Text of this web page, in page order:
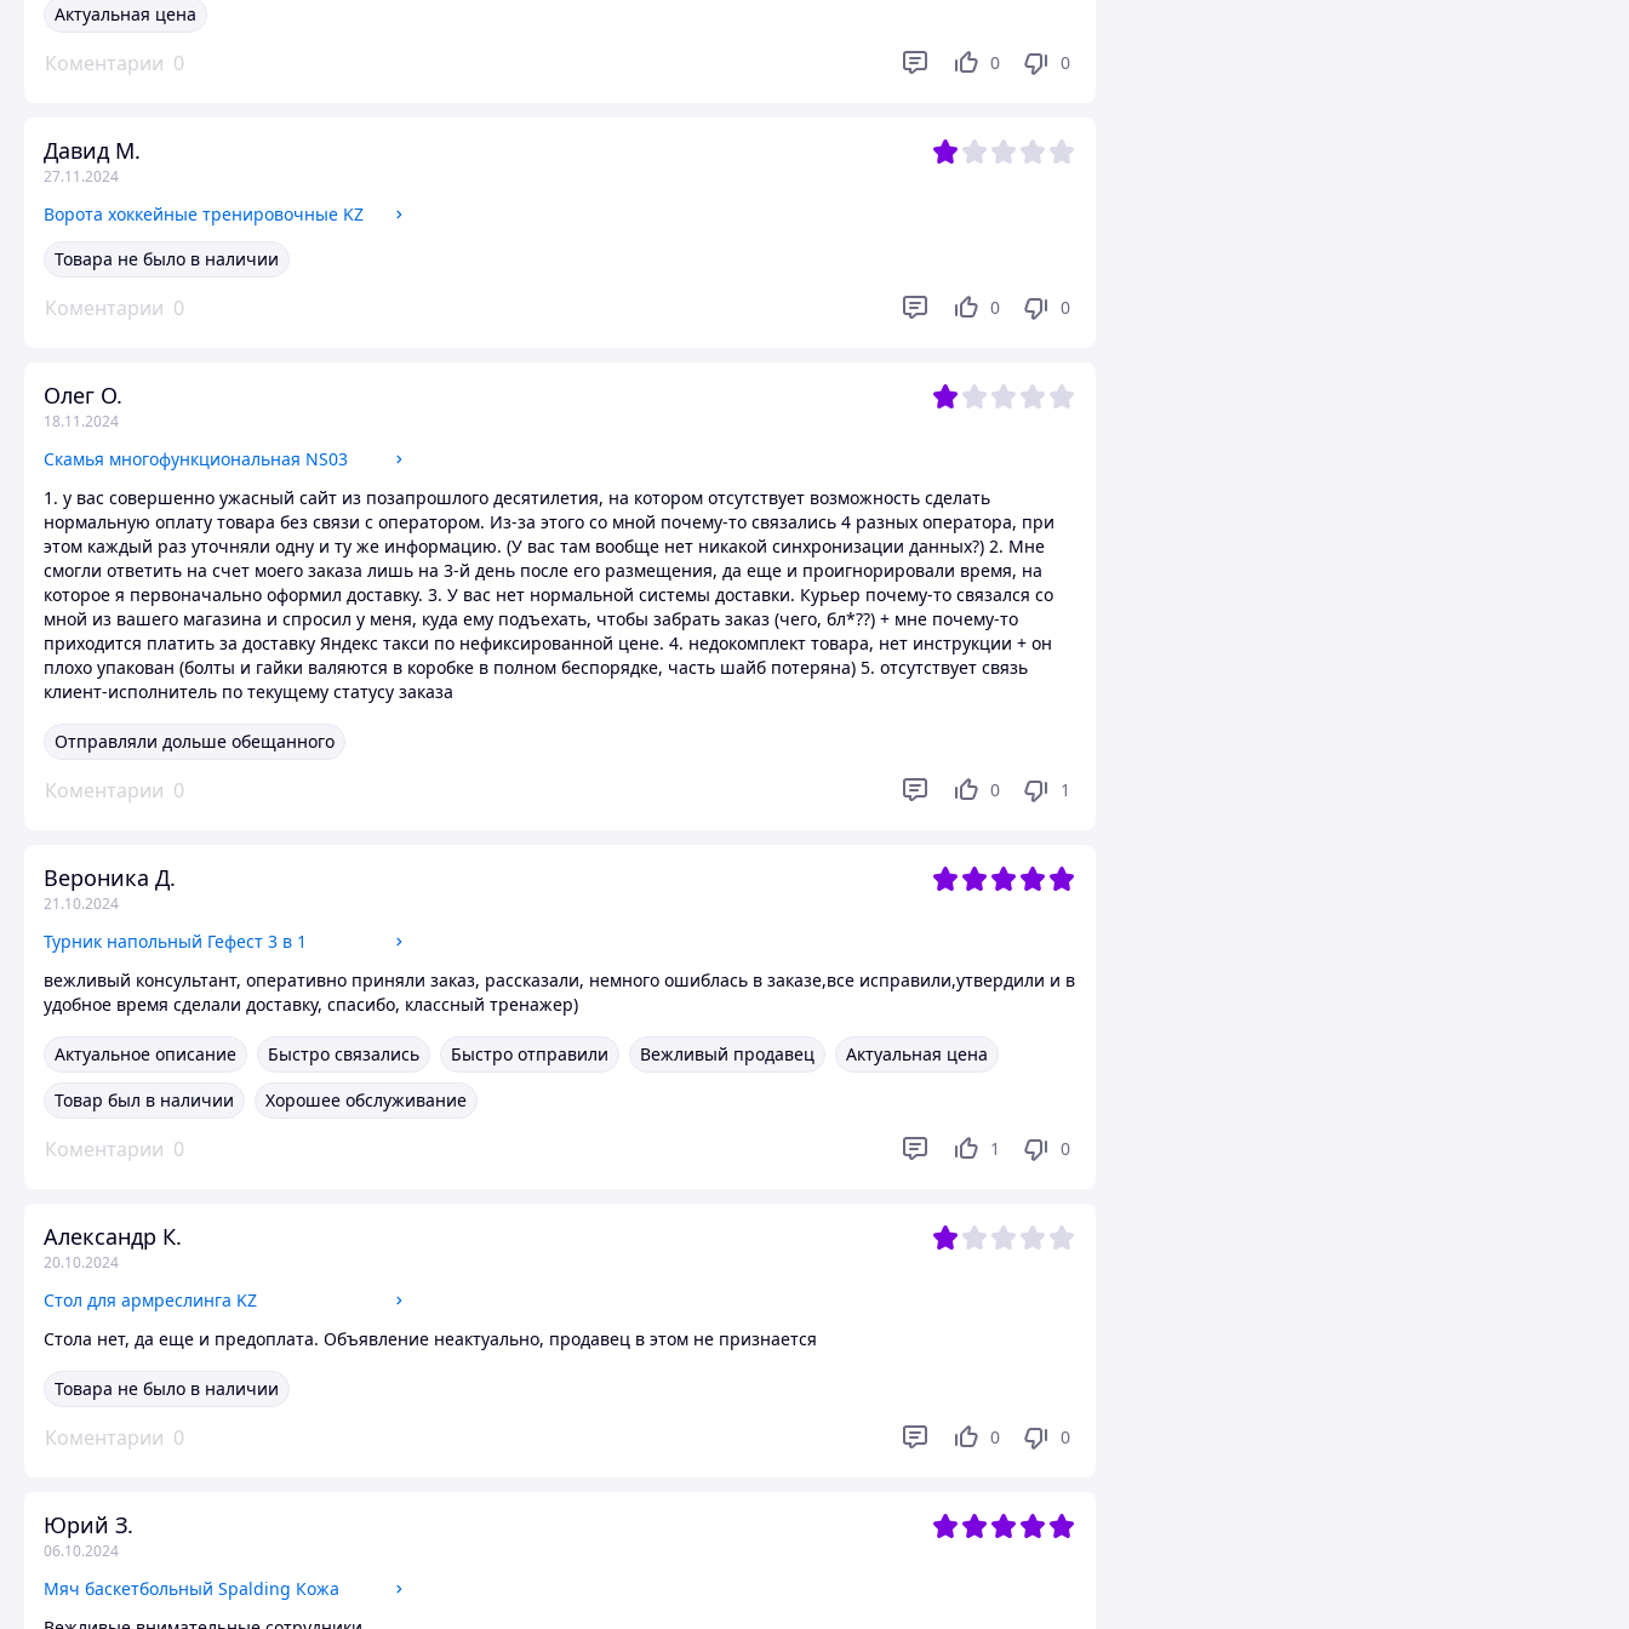
Актуальная цена
Коментарии 0 0 0
Давид М.
27.11.2024
Ворота хоккейные тренировочные KZ
Товара не было в наличии
Коментарии 0 0 0
Олег О.
18.11.2024
Скамья многофункциональная NS03
1. у вас совершенно ужасный сайт из позапрошлого десятилетия, на котором отсутствует возможность сделать
нормальную оплату товара без связи с оператором. Из-за этого со мной почему-то связались 4 разных оператора, при
этом каждый раз уточняли одну и ту же информацию. (У вас там вообще нет никакой синхронизации данных?) 2. Мне
смогли ответить на счет моего заказа лишь на 3-й день после его размещения, да еще и проигнорировали время, на
которое я первоначально оформил доставку. 3. У вас нет нормальной системы доставки. Курьер почему-то связался со
мной из вашего магазина и спросил у меня, куда ему подъехать, чтобы забрать заказ (чего, бл*??) + мне почему-то
приходится платить за доставку Яндекс такси по нефиксированной цене. 4. ⁠недокомплект товара, нет инструкции + он
плохо упакован (болты и гайки валяются в коробке в полном беспорядке, часть шайб потеряна) 5. ⁠отсутствует связь
клиент-исполнитель по текущему статусу заказа
Отправляли дольше обещанного
Коментарии 0 0 1
Вероника Д.
21.10.2024
Турник напольный Гефест 3 в 1
вежливый консультант, оперативно приняли заказ, рассказали, немного ошиблась в заказе,все исправили,утвердили и в
удобное время сделали доставку, спасибо, классный тренажер)
Актуальное описание Быстро связались Быстро отправили Вежливый продавец
Актуальная цена
Товар был в наличии
Хорошее обслуживание
Коментарии 0 1 0
Александр К.
20.10.2024
Стол для армреслинга KZ
Стола нет, да еще и предоплата. Объявление неактуально, продавец в этом не признается
Товара не было в наличии
Коментарии 0 0 0
Юрий З.
06.10.2024
Мяч баскетбольный Spalding Кожа